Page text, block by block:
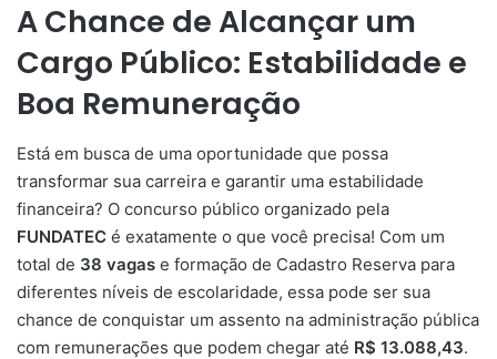
A Chance de Alcançar um
Cargo Público: Estabilidade e
Boa Remuneração
Está em busca de uma oportunidade que possa
transformar sua carreira e garantir uma estabilidade
financeira? O concurso público organizado pela
FUNDATEC é exatamente o que você precisa! Com um
total de 38 vagas e formação de Cadastro Reserva para
diferentes níveis de escolaridade, essa pode ser sua
chance de conquistar um assento na administração pública
com remunerações que podem chegar até R$ 13.088,43.